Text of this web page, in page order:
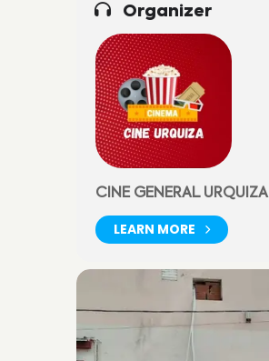
Organizer
CINE GENERAL URQUIZA
LEARN MORE